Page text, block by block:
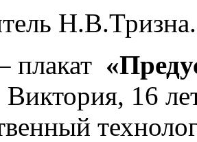
Н.В.Тризна.
плакат
16